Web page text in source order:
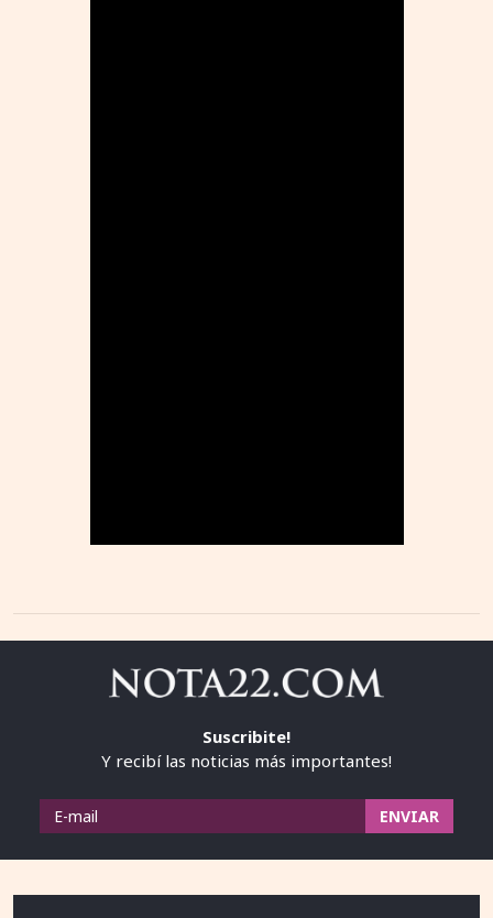
Suscribite!
Y recibí las noticias más importantes!